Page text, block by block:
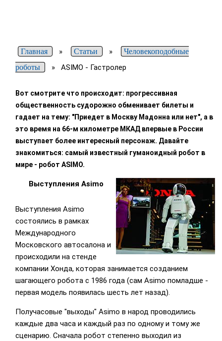
Главная » Статьи »
Человекоподобные
роботы
» ASIMO - Гастролер
Вот смотрите что происходит: прогрессивная
общественность судорожно обменивает билеты и
гадает на тему: "Приедет в Москву Мадонна или нет", а в
это время на 66-м километре МКАД впервые в России
выступает более интересный персонаж. Давайте
знакомиться: самый известный гуманоидный робот в
мире - робот ASIMO.
Выступления Asimo
Выступления Asimo
состоялись в рамках
Международного
Московского автосалона и
происходили на стенде
компании Хонда, которая занимается созданием
шагающего робота с 1986 года (сам Asimo помладше -
первая модель появилась шесть лет назад).
Получасовые "выходы" Asimo в народ проводились
каждые два часа и каждый раз по одному и тому же
сценарию. Сначала робот степенно выходил из